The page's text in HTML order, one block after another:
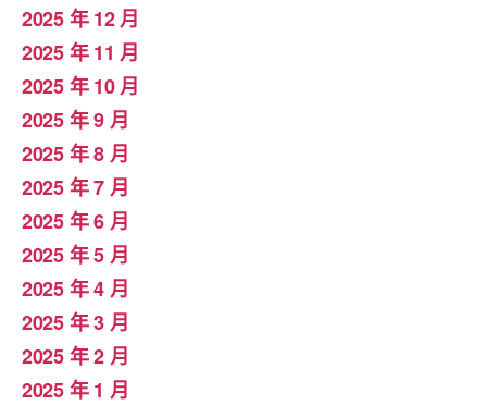
2025 年 12 月
2025 年 11 月
2025 年 10 月
2025 年 9 月
2025 年 8 月
2025 年 7 月
2025 年 6 月
2025 年 5 月
2025 年 4 月
2025 年 3 月
2025 年 2 月
2025 年 1 月